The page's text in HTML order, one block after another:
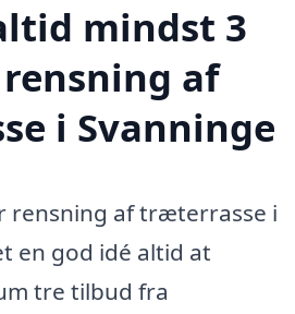
mindst 3
af
i Svanninge
rensning af træterrasse i
en god idé altid at
tre tilbud fra